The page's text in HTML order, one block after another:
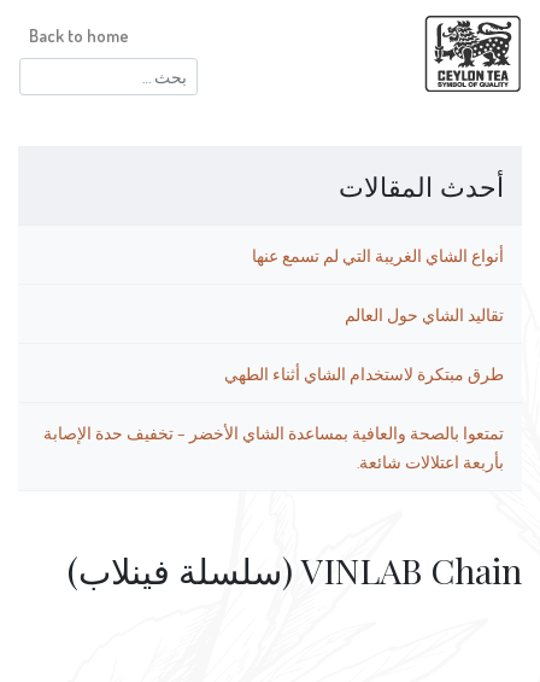
البحث
عن:
Back to home
أحدث المقالات
أنواع الشاي الغريبة التي لم تسمع عنها
تقاليد الشاي حول العالم
طرق مبتكرة لاستخدام الشاي أثناء الطهي
تمتعوا بالصحة والعافية بمساعدة الشاي الأخضر – تخفيف حدة الإصابة
بأربعة اعتلالات شائعة.
VINLAB Chain (سلسلة فينلاب)